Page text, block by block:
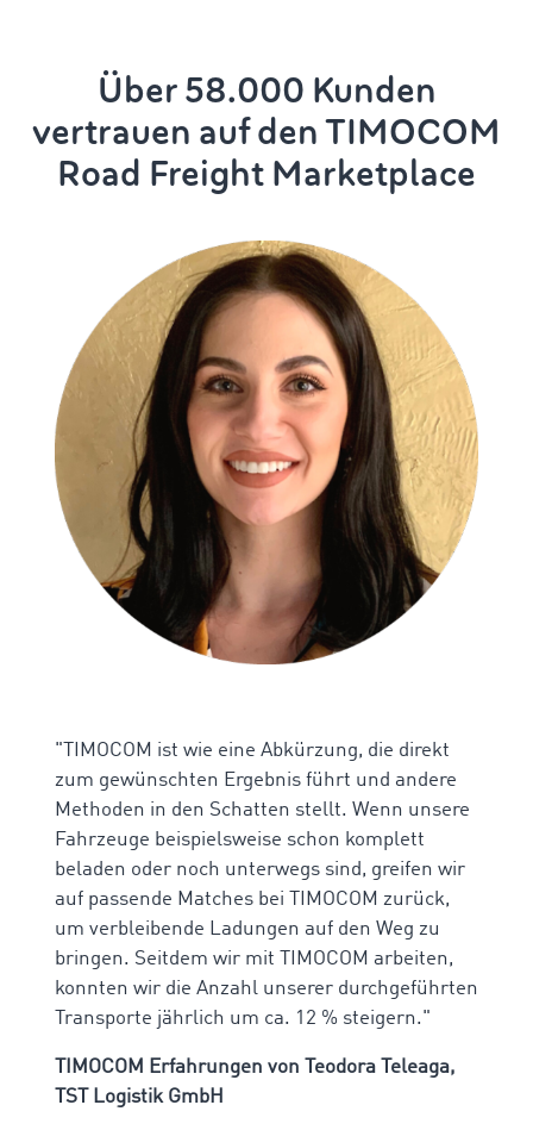
Über 58.000 Kunden
vertrauen auf den TIMOCOM
Road Freight Marketplace
"TIMOCOM ist wie eine Abkürzung, die direkt
zum gewünschten Ergebnis führt und andere
Methoden in den Schatten stellt. Wenn unsere
Fahrzeuge beispielsweise schon komplett
beladen oder noch unterwegs sind, greifen wir
auf passende Matches bei TIMOCOM zurück,
um verbleibende Ladungen auf den Weg zu
bringen. Seitdem wir mit TIMOCOM arbeiten,
konnten wir die Anzahl unserer durchgeführten
Transporte jährlich um ca. 12 % steigern."
TIMOCOM Erfahrungen von Teodora Teleaga,
TST Logistik GmbH